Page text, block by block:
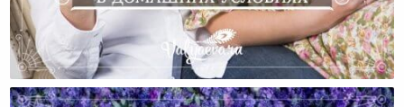
Как Взрастить Любовь К Себе В Домашних Условиях